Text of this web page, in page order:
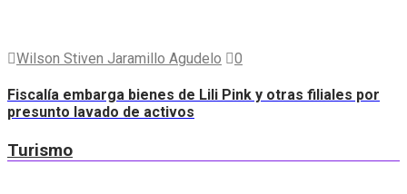
Wilson Stiven Jaramillo Agudelo 0
Fiscalía embarga bienes de Lili Pink y otras filiales por
presunto lavado de activos
Turismo